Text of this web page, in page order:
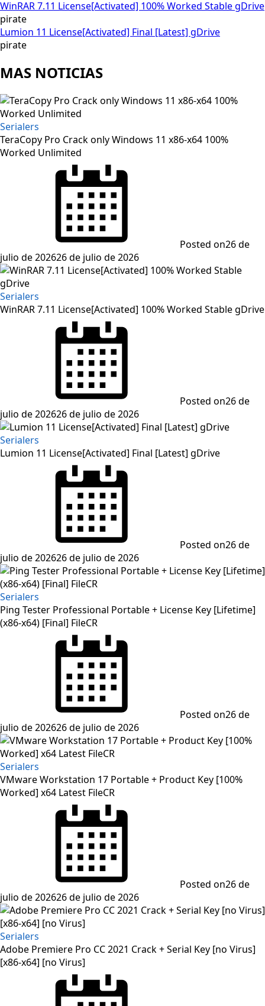
WinRAR 7.11 License[Activated] 100% Worked Stable gDrive
pirate
Lumion 11 License[Activated] Final [Latest] gDrive
pirate
MAS NOTICIAS
Serialers
TeraCopy Pro Crack only Windows 11 x86-x64 100%
Worked Unlimited
Posted on26 de
julio de 202626 de julio de 2026
Serialers
WinRAR 7.11 License[Activated] 100% Worked Stable gDrive
Posted on26 de
julio de 202626 de julio de 2026
Serialers
Lumion 11 License[Activated] Final [Latest] gDrive
Posted on26 de
julio de 202626 de julio de 2026
Serialers
Ping Tester Professional Portable + License Key [Lifetime]
(x86-x64) [Final] FileCR
Posted on26 de
julio de 202626 de julio de 2026
Serialers
VMware Workstation 17 Portable + Product Key [100%
Worked] x64 Latest FileCR
Posted on26 de
julio de 202626 de julio de 2026
Serialers
Adobe Premiere Pro CC 2021 Crack + Serial Key [no Virus]
[x86-x64] [no Virus]